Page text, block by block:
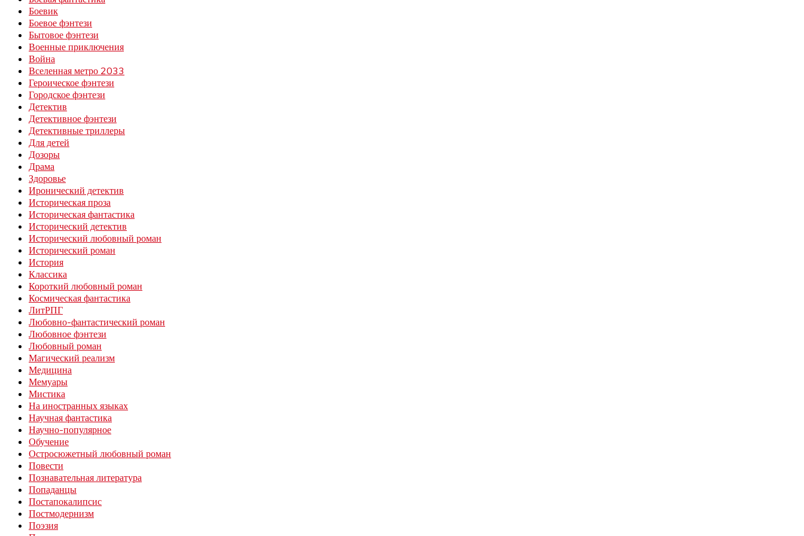
Боевик
Боевое фэнтези
Бытовое фэнтези
Военные приключения
Война
Вселенная метро 2033
Героическое фэнтези
Городское фэнтези
Детектив
Детективное фэнтези
Детективные триллеры
Для детей
Дозоры
Драма
Здоровье
Иронический детектив
Историческая проза
Историческая фантастика
Исторический детектив
Исторический любовный роман
Исторический роман
История
Классика
Короткий любовный роман
Космическая фантастика
ЛитРПГ
Любовно-фантастический роман
Любовное фэнтези
Любовный роман
Магический реализм
Медицина
Мемуары
Мистика
На иностранных языках
Научная фантастика
Научно-популярное
Обучение
Остросюжетный любовный роман
Повести
Познавательная литература
Попаданцы
Постапокалипсис
Постмодернизм
Поэзия